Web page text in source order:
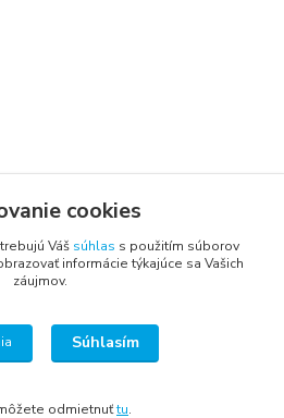
cookies
Váš súhlas s použitím súborov
informácie týkajúce sa Vašich
záujmov.
Súhlasím
odmietnuťtu.